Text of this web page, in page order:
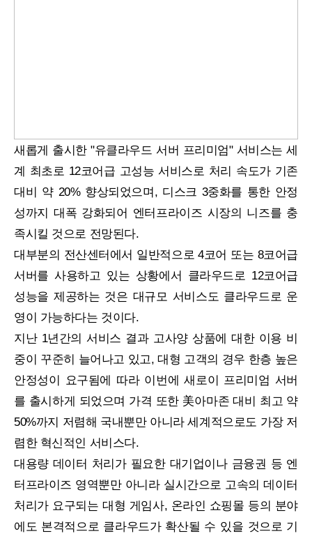
새롭게 출시한 "유클라우드 서버 프리미엄" 서비스는 세
계 최초로 12코어급 고성능 서비스로 처리 속도가 기존
대비 약 20% 향상되었으며, 디스크 3중화를 통한 안정
성까지 대폭 강화되어 엔터프라이즈 시장의 니즈를 충
족시킬 것으로 전망된다.
대부분의 전산센터에서 일반적으로 4코어 또는 8코어급
서버를 사용하고 있는 상황에서 클라우드로 12코어급
성능을 제공하는 것은 대규모 서비스도 클라우드로 운
영이 가능하다는 것이다.
지난 1년간의 서비스 결과 고사양 상품에 대한 이용 비
중이 꾸준히 늘어나고 있고, 대형 고객의 경우 한층 높은
안정성이 요구됨에 따라 이번에 새로이 프리미엄 서버
를 출시하게 되었으며 가격 또한 美아마존 대비 최고 약
50%까지 저렴해 국내뿐만 아니라 세계적으로도 가장 저
렴한 혁신적인 서비스다.
대용량 데이터 처리가 필요한 대기업이나 금융권 등 엔
터프라이즈 영역뿐만 아니라 실시간으로 고속의 데이터
처리가 요구되는 대형 게임사, 온라인 쇼핑몰 등의 분야
에도 본격적으로 클라우드가 확산될 수 있을 것으로 기